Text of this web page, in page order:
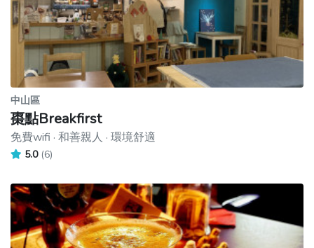
中山區
棗點Breakfirst
免費wifi · 和善親人 · 環境舒適
5.0 (6)